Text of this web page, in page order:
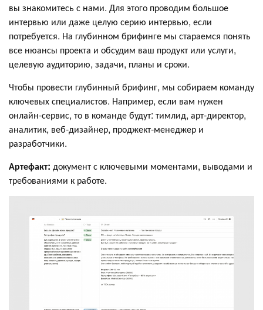
вы знакомитесь с нами. Для этого проводим большое
интервью или даже целую серию интервью, если
потребуется. На глубинном брифинге мы стараемся понять
все нюансы проекта и обсудим ваш продукт или услуги,
целевую аудиторию, задачи, планы и сроки.
Чтобы провести глубинный брифинг, мы собираем команду
ключевых специалистов. Например, если вам нужен
онлайн-сервис, то в команде будут: тимлид, арт-директор,
аналитик, веб-дизайнер, проджект-менеджер и
разработчики.
Артефакт: документ с ключевыми моментами, выводами и
требованиями к работе.